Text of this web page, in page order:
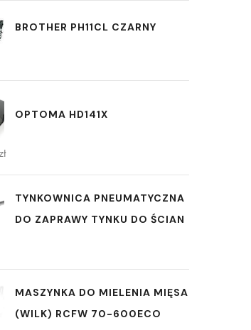
BROTHER PH11CL CZARNY
OPTOMA HD141X
zł
TYNKOWNICA PNEUMATYCZNA
DO ZAPRAWY TYNKU DO ŚCIAN
MASZYNKA DO MIELENIA MIĘSA
(WILK) RCFW 70-600ECO